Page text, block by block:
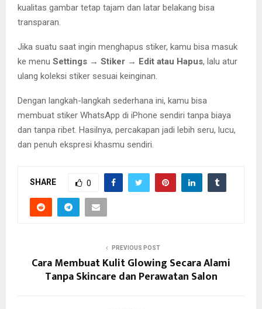
kualitas gambar tetap tajam dan latar belakang bisa
transparan.
Jika suatu saat ingin menghapus stiker, kamu bisa masuk
ke menu Settings → Stiker → Edit atau Hapus, lalu atur
ulang koleksi stiker sesuai keinginan.
Dengan langkah-langkah sederhana ini, kamu bisa
membuat stiker WhatsApp di iPhone sendiri tanpa biaya
dan tanpa ribet. Hasilnya, percakapan jadi lebih seru, lucu,
dan penuh ekspresi khasmu sendiri.
SHARE 0
PREVIOUS POST
Cara Membuat Kulit Glowing Secara Alami
Tanpa Skincare dan Perawatan Salon